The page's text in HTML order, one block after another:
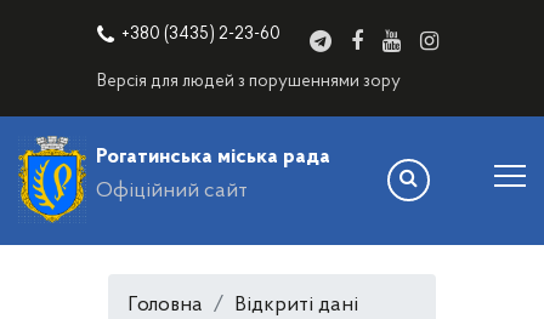
+380 (3435) 2-23-60
Версія для людей з порушеннями зору
Рогатинська міська рада
Офіційний сайт
Головна
Відкриті дані